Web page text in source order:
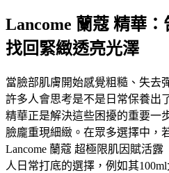
Lancome 蘭蔻 精華：
找回緊緻透亮光澤
當臉部肌膚開始感覺粗糙、失去
許多人會思考是不是日常保養出
精華正是解決這些困擾的重要一
臉龐重現細緻。在眾多選擇中，
Lancome 蘭蔻 超極限肌因賦活
人日常打底的選擇，例如其